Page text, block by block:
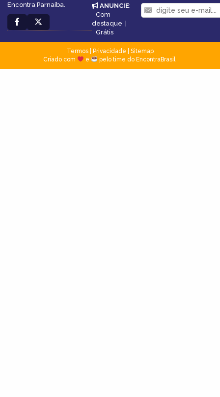
Encontra Parnaíba.
ANUNCIE:
Com
destaque
Grátis
Termos| Privacidade
Sitemap
Criado com
e pelo time do EncontraBrasil